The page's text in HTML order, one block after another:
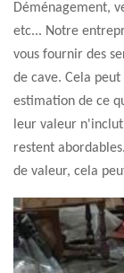
Déménagement,
etc... Notre
vous fournir des
de cave. Cela
estimation de ce
leur valeur
restent
de valeur, cela